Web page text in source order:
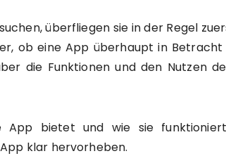
überfliegen sie in der Regel
ob eine App überhaupt in
die Funktionen und den Nutzen
bietet und wie sie
klar hervorheben.